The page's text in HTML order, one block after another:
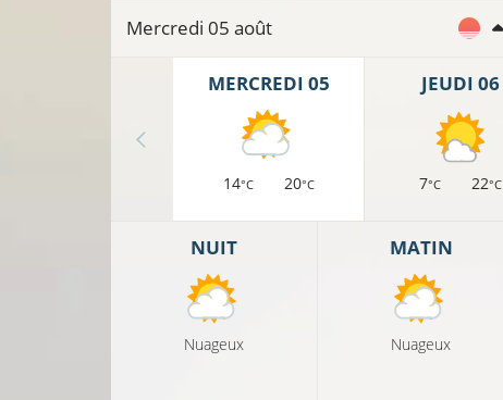
Mercredi 05 août
MERCREDI 05
14°C 20°C
JEUDI 06
7°C 22°C
NUIT
Nuageux
MATIN
Nuageux